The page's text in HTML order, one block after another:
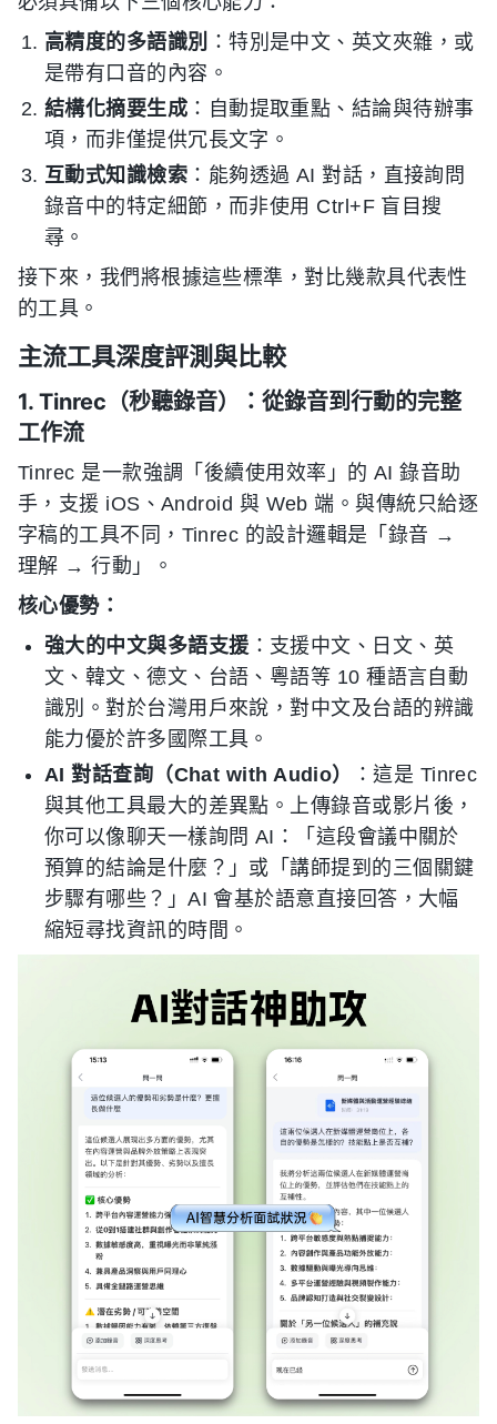
高精度的多語識別
：特別是中文、英文夾雜，或
是帶有口音的內容。
結構化摘要生成 ：自動提取重點、結論與待辦事
項，而非僅提供冗長文字。
互動式知識檢索 ：能夠透過 AI 對話，直接詢問
錄音中的特定細節，而非使用 Ctrl+F 盲目搜
尋。
接下來，我們將根據這些標準，對比幾款具代表性
的工具。
主流工具深度評測與比較
1. Tinrec（秒聽錄音）：從錄音到行動的完整
工作流
Tinrec 是一款強調「後續使用效率」的 AI 錄音助
手，支援 iOS、Android 與 Web 端。與傳統只給逐
字稿的工具不同，Tinrec 的設計邏輯是「錄音 →
理解 → 行動」。
核心優勢：
強大的中文與多語支援 ：支援中文、日文、英
文、韓文、德文、台語、粵語等 10 種語言自動
識別。對於台灣用戶來說，對中文及台語的辨識
能力優於許多國際工具。
AI 對話查詢（Chat with Audio）
：這是 Tinrec
與其他工具最大的差異點。上傳錄音或影片後，
你可以像聊天一樣詢問 AI：「這段會議中關於
預算的結論是什麼？」或「講師提到的三個關鍵
步驟有哪些？」AI 會基於語意直接回答，大幅
縮短尋找資訊的時間。